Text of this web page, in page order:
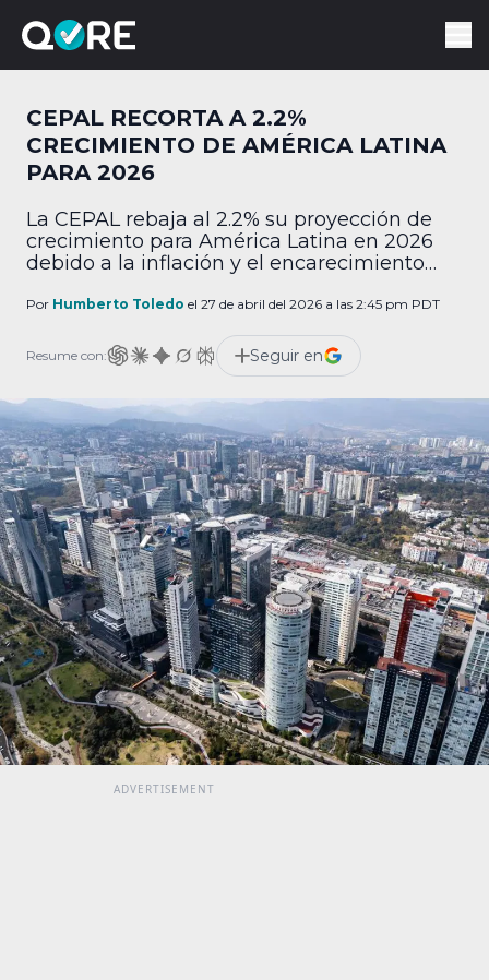
CEPAL RECORTA A 2.2%
CRECIMIENTO DE AMÉRICA LATINA
PARA 2026
La CEPAL rebaja al 2.2% su proyección de
crecimiento para América Latina en 2026
debido a la inflación y el encarecimiento
Por Humberto Toledo el 27 de abril del 2026 a las 2:45 pm PDT
Resume con: Seguir en